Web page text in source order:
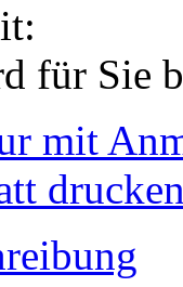
für Sie
mit
drucken